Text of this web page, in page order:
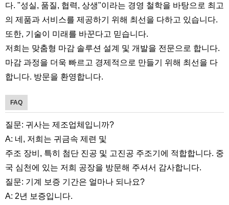
다. "성실, 품질, 협력, 상생"이라는 경영 철학을 바탕으로 최고
의 제품과 서비스를 제공하기 위해 최선을 다하고 있습니다.
또한, 기술이 미래를 바꾼다고 믿습니다.
저희는 맞춤형 마감 솔루션 설계 및 개발을 전문으로 합니다.
마감 과정을 더욱 빠르고 경제적으로 만들기 위해 최선을 다
합니다. 방문을 환영합니다.
FAQ
질문: 귀사는 제조업체입니까?
A: 네, 저희는 귀금속 제련 및
주조 장비, 특히 첨단 진공 및 고진공 주조기에 적합합니다. 중
국 심천에 있는 저희 공장을 방문해 주셔서 감사합니다.
질문: 기계 보증 기간은 얼마나 되나요?
A: 2년 보증입니다.